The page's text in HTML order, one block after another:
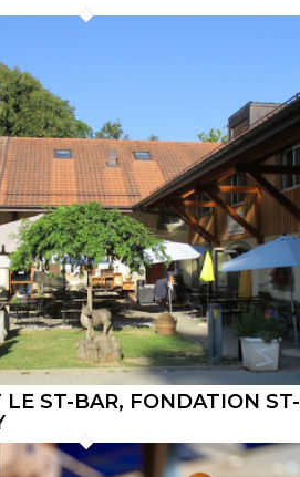
LE ST-BAR, FONDATION ST-